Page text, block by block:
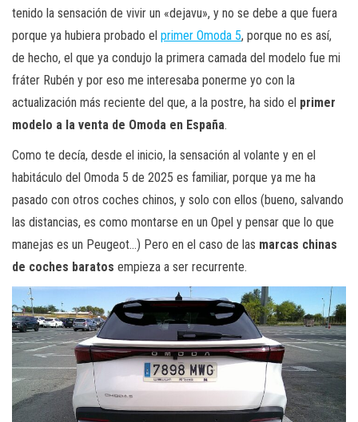
tenido la sensación de vivir un «dejavu», y no se debe a que fuera
porque ya hubiera probado el primer Omoda 5, porque no es así,
de hecho, el que ya condujo la primera camada del modelo fue mi
fráter Rubén y por eso me interesaba ponerme yo con la
actualización más reciente del que, a la postre, ha sido el primer
modelo a la venta de Omoda en España.
Como te decía, desde el inicio, la sensación al volante y en el
habitáculo del Omoda 5 de 2025 es familiar, porque ya me ha
pasado con otros coches chinos, y solo con ellos (bueno, salvando
las distancias, es como montarse en un Opel y pensar que lo que
manejas es un Peugeot…) Pero en el caso de las marcas chinas
de coches baratos empieza a ser recurrente.